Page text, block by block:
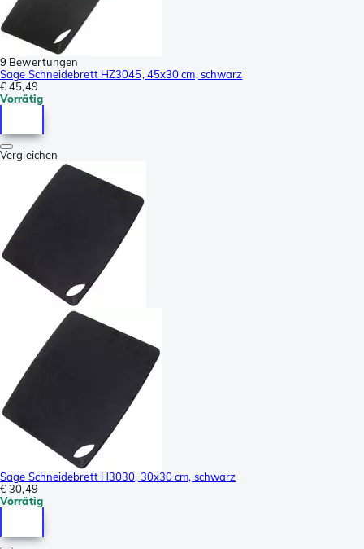
9 Bewertungen
Sage Schneidebrett HZ3045, 45x30 cm, schwarz
€ 45,49
Vorrätig
Vergleichen
Sage Schneidebrett H3030, 30x30 cm, schwarz
€ 30,49
Vorrätig